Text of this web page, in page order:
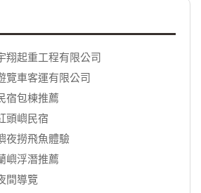
起重工程有限公司
車客運有限公司
宿包棟推薦
頭嶼民宿
夜撈飛魚體驗
嶼浮潛推薦
間導覽